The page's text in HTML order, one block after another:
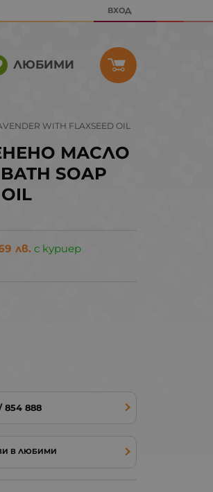
ВХОД
ЛЮБИМИ
WITH FLAXSEED OIL
МАСЛО
SOAP
лв. с куриер
854 888
В ЛЮБИМИ